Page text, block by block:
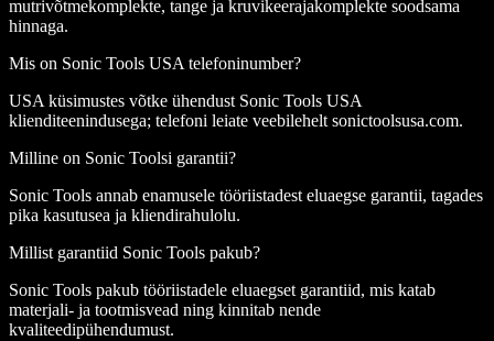
mutrivõtmekomplekte, tange ja kruvikeerajakomplekte soodsama
hinnaga.
Mis on Sonic Tools USA telefoninumber?
USA küsimustes võtke ühendust Sonic Tools USA
klienditeenindusega; telefoni leiate veebilehelt sonictoolsusa.com.
Milline on Sonic Toolsi garantii?
Sonic Tools annab enamusele tööriistadest eluaegse garantii, tagades
pika kasutusea ja kliendirahulolu.
Millist garantiid Sonic Tools pakub?
Sonic Tools pakub tööriistadele eluaegset garantiid, mis katab
materjali- ja tootmisvead ning kinnitab nende
kvaliteedipühendumust.